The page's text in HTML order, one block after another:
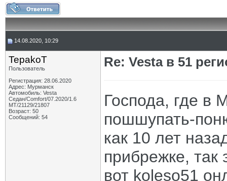
14.08.2020, 10:29
TepakoT
Пользователь
Регистрация: 28.06.2020
Адрес: Мурманск
Автомобиль: Vesta
Седан/Comfort/07.2020/1.6
МТ/21129/21807
Возраст: 50
Сообщений: 54
Re: Vesta в 51
Господа, где в
пошшупать-
как 10 лет
прибрежке,
вот koleso51